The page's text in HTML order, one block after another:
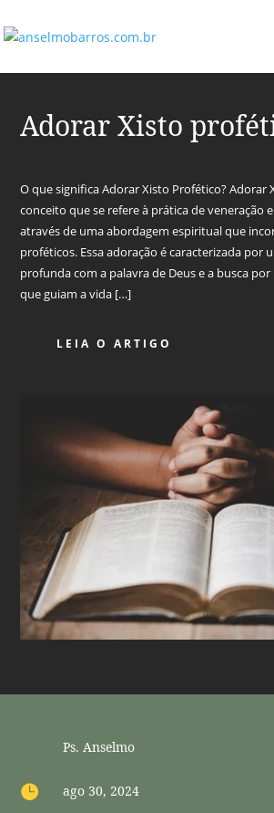
Adorar Xisto
O que significa Adorar Xisto Profético? Adorar
conceito que se refere à prática de veneração
através de uma abordagem espiritual que
proféticos. Essa adoração é caracterizada por
profunda com a palavra de Deus e a busca
que guiam a vida […]
LEIA O ARTIGO
Ps. Anselmo
 ago 30, 2024